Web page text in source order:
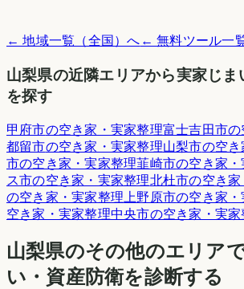
← 地域一覧（全国）へ ← 無料ツール一
山梨県の近隣エリアから実家じま
を探す
甲府市の空き家・実家整理富士吉田市の
都留市の空き家・実家整理山梨市の空き
市の空き家・実家整理韮崎市の空き家
ス市の空き家・実家整理北杜市の空き家
の空き家・実家整理 上野原市の空き家・
空き家・実家整理中央市の空き家・実家
山梨県のその他のエリア
い・資産防衛を診断する